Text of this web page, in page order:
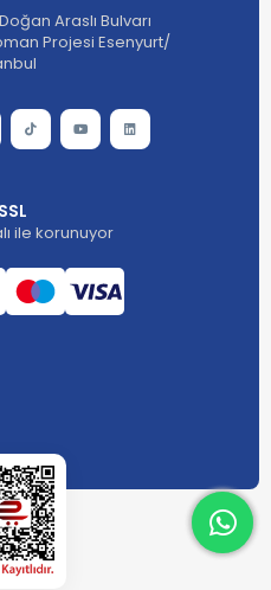
Araslı Bulvarı
Projesi Esenyurt/
ile korunuyor